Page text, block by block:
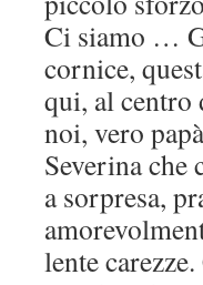
Ci siamo …
cornice,
qui, al centro
noi, vero
Severina
a sorpresa,
lente